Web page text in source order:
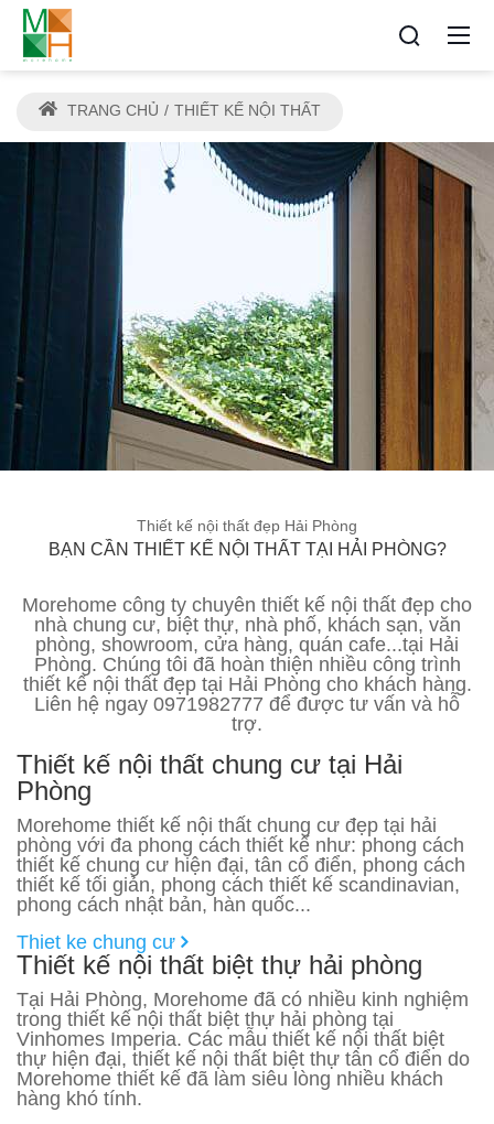
TRANG CHỦ THIẾT KẾ NỘI THẤT
THIẾT KẾ NỘI THẤT ĐẸP HẢI
Địa chỉ thiết kế và thi công tin cậy cho mọi nhà
Morehome hải phòng - Kiến tạo không gian sống
sang trọng và đẳng cấp
Thiết kế nội thất đẹp Hải Phòng
BẠN CẦN THIẾT KẾ NỘI THẤT TẠI HẢI PHÒNG?
Morehome công ty chuyên thiết kế nội thất đẹp cho
nhà chung cư, biệt thự, nhà phố, khách sạn, văn
phòng, showroom, cửa hàng, quán cafe...tại Hải
Phòng. Chúng tôi đã hoàn thiện nhiều công trình
thiết kế nội thất đẹp tại Hải Phòng cho khách hàng.
Liên hệ ngay 0971982777 để được tư vấn và hỗ
trợ.
Thiết kế nội thất chung cư tại Hải
Phòng
Morehome thiết kế nội thất chung cư đẹp tại hải
phòng với đa phong cách thiết kế như: phong cách
thiết kế chung cư hiện đại, tân cổ điển, phong cách
thiết kế tối giản, phong cách thiết kế scandinavian,
phong cách nhật bản, hàn quốc...
Thiet ke chung cư
Thiết kế nội thất biệt thự hải phòng
Tại Hải Phòng, Morehome đã có nhiều kinh nghiệm
trong thiết kế nội thất biệt thự hải phòng tại
Vinhomes Imperia. Các mẫu thiết kế nội thất biệt
thự hiện đại, thiết kế nội thất biệt thự tân cổ điển do
Morehome thiết kế đã làm siêu lòng nhiều khách
hàng khó tính.